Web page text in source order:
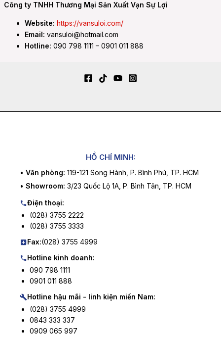
Công ty TNHH Thương Mại Sản Xuất Vạn Sự Lợi
Website: https://vansuloi.com/
Email: vansuloi@hotmail.com
Hotline: 090 798 1111 – 0901 011 888
HỒ CHÍ MINH:
• Văn phòng: 119-121 Song Hành, P. Bình Phú, TP. HCM
• Showroom: 3/23 Quốc Lộ 1A, P. Bình Tân, TP. HCM
Điện thoại:
(028) 3755 2222
(028) 3755 3333
Fax:(028) 3755 4999
Hotline kinh doanh:
090 798 1111
0901 011 888
Hotline hậu mãi - linh kiện miền Nam:
(028) 3755 4999
0843 333 337
0909 065 997